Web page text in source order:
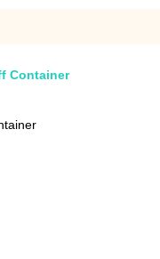
Container